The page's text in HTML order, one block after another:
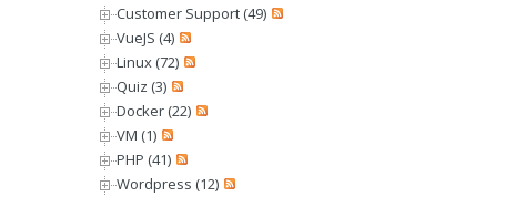
Customer Support (49)
VueJS (4)
Linux (72)
Quiz (3)
Docker (22)
VM (1)
PHP (41)
Wordpress (12)